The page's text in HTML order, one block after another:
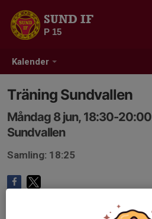
Kalender
SUND IF
P 15
Träning Sundvallen
Måndag 8 jun, 18:30-20:00
Sundvallen
Samling: 18:25